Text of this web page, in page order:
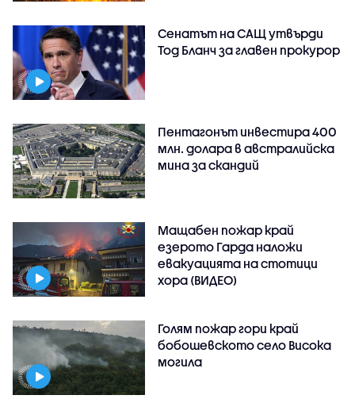
Сенатът на САЩ утвърди
Тод Бланч за главен прокурор
Пентагонът инвестира 400
млн. долара в австралийска
мина за скандий
Мащабен пожар край
езерото Гарда наложи
евакуацията на стотици
хора (ВИДЕО)
Голям пожар гори край
бобошевското село Висока
могила